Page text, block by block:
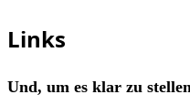
Links
Und, um es klar zu